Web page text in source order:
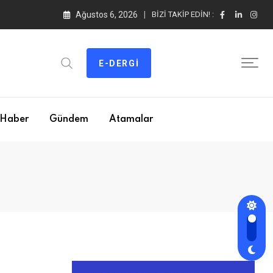
Ağustos 6, 2026 BIZI TAKIP EDIN! :
E-DERGI
Haber Gündem Atamalar